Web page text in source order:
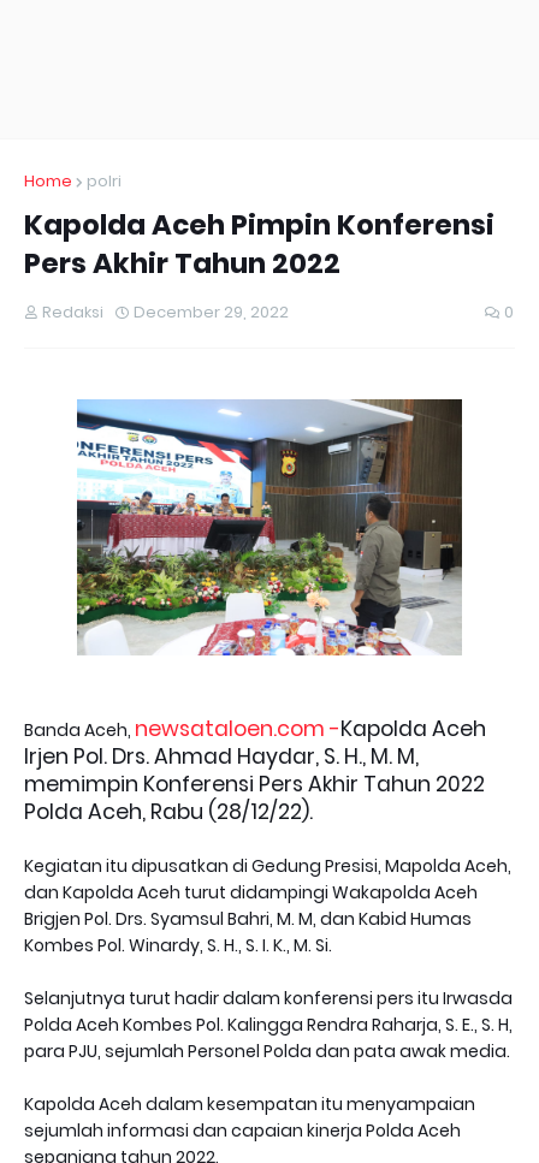
Home polri
Kapolda Aceh Pimpin Konferensi
Pers Akhir Tahun 2022
Redaksi December 29, 2022 0
Banda Aceh, newsataloen.com -Kapolda Aceh
Irjen Pol. Drs. Ahmad Haydar, S. H., M. M,
memimpin Konferensi Pers Akhir Tahun 2022
Polda Aceh, Rabu (28/12/22).
Kegiatan itu dipusatkan di Gedung Presisi, Mapolda Aceh,
dan Kapolda Aceh turut didampingi Wakapolda Aceh
Brigjen Pol. Drs. Syamsul Bahri, M. M, dan Kabid Humas
Kombes Pol. Winardy, S. H., S. I. K., M. Si.
Selanjutnya turut hadir dalam konferensi pers itu Irwasda
Polda Aceh Kombes Pol. Kalingga Rendra Raharja, S. E., S. H,
para PJU, sejumlah Personel Polda dan pata awak media.
Kapolda Aceh dalam kesempatan itu menyampaian
sejumlah informasi dan capaian kinerja Polda Aceh
sepanjang tahun 2022.